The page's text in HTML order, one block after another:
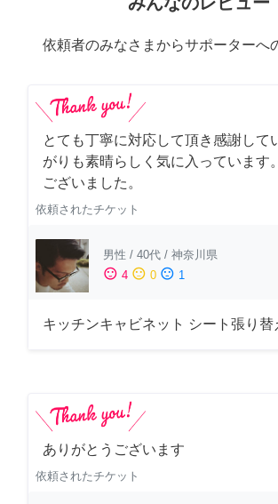
依頼者のみなさまからサポーターへ
とても丁寧に対応して頂き感謝して
がりも素晴らしく気に入っています
ございました。
依頼されたチケット
男性 / 40代 / 神奈川県
sentiment_satisfied 4 sentiment_neutral 0 sentiment_dissatisfied 1
キッチンキャビネット シート張り替
ありがとうございます
依頼されたチケット